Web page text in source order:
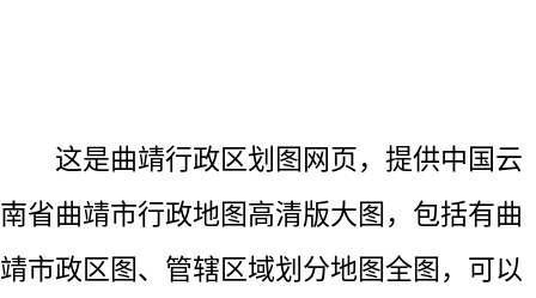
这是曲靖行政区划图网页，提供中国云
南省曲靖市行政地图高清版大图，包括有曲
靖市政区图、管辖区域划分地图全图，可以